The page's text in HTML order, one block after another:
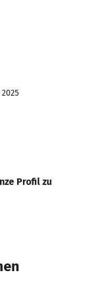
Profil zu